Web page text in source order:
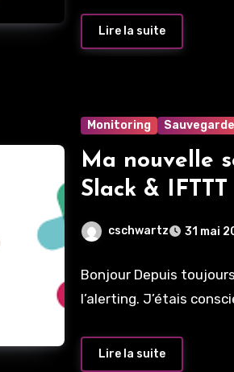
Lire la suite
Monitoring Sauvegarde
Ma nouvelle
Slack & IFTTT
cschwartz 31 mai
Bonjour Depuis
l’alerting. J’étais
Lire la suite